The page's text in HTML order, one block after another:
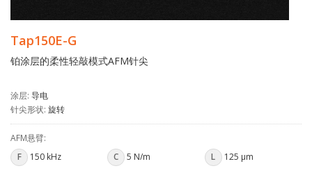
Tap150E-G
铂涂层的柔性轻敲模式AFM针尖
涂层: 导电
针尖形状: 旋转
AFM悬臂:
F
150 kHz C 5 N/m L 125 µm